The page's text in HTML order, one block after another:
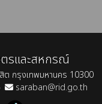
ตรและสหกรณ์
ต กรุงเทพมหานคร 10300
saraban@rid.go.th